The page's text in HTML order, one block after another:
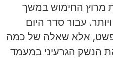
מרוץ החימוש במשך
עבור סדר היום
אלא שאלה של כמה
הנשק הגרעיני במעמד